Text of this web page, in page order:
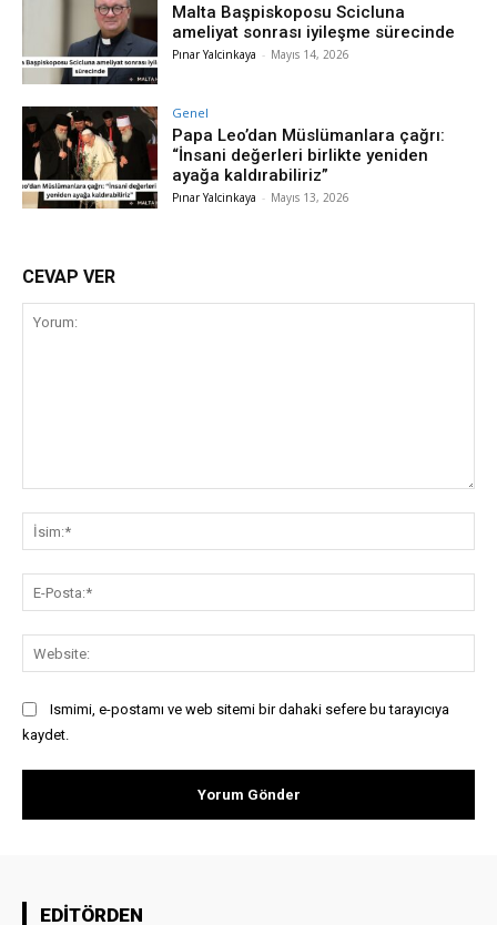
Malta Başpiskoposu Scicluna
ameliyat sonrası iyileşme sürecinde
Pınar Yalcinkaya - Mayıs 14, 2026
Genel
Papa Leo’dan Müslümanlara çağrı:
“İnsani değerleri birlikte yeniden
ayağa kaldırabiliriz”
Pınar Yalcinkaya - Mayıs 13, 2026
CEVAP VER
Ismimi, e-postamı ve web sitemi bir dahaki sefere bu tarayıcıya
kaydet.
EDİTÖRDEN